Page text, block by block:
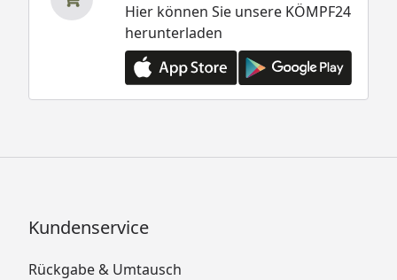
Hier können Sie unsere KÖMPF24
herunterladen
Kundenservice
Rückgabe & Umtausch